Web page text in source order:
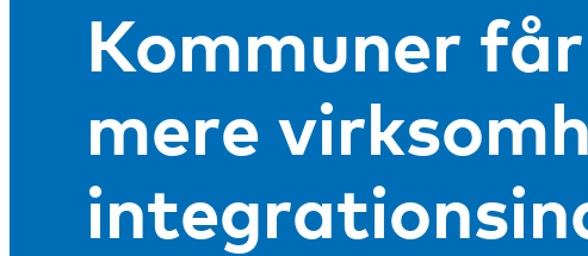
Kommuner
mere